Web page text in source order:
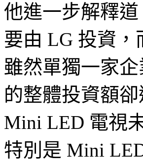
他進一步解釋
要由 LG 投資
雖然單獨一家
的整體投資額
Mini LED 電視
特別是 Mini